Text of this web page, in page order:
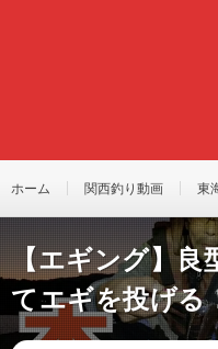
ホーム 関西釣り動画 東
【エギング】良
てエギを投げる